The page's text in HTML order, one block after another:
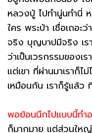
หลวงปู่ ไปทำนู่นทำนี่
ใคร พระป่า เชื่อเถอ
จริง บุญบาปมีจริง เรา
ว่าเป็นเวรกรรมของเ
แต่เขา ที่ผ่านมาเราก็ไ
เหมือนกัน เราก็รู้แล้ว
พอย้อนนึกไปแบบนี้ทำอ
ก็มากมาย แต่ส่วนให